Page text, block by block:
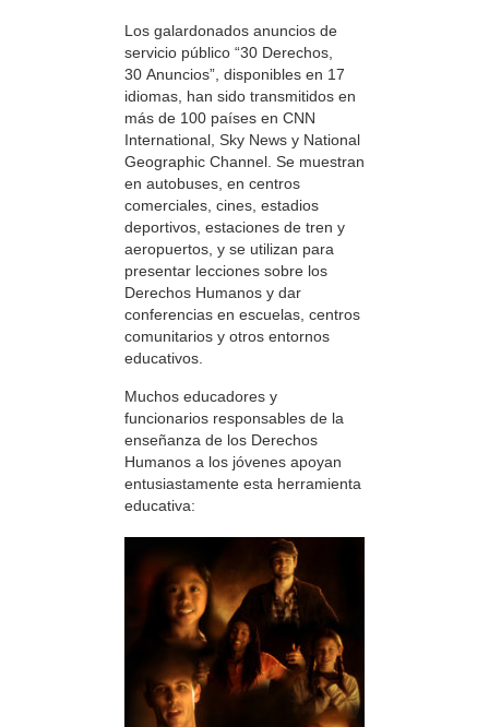
Los galardonados anuncios de
servicio público “30 Derechos,
30 Anuncios”, disponibles en 17
idiomas, han sido transmitidos en
más de 100 países en CNN
International, Sky News y National
Geographic Channel. Se muestran
en autobuses, en centros
comerciales, cines, estadios
deportivos, estaciones de tren y
aeropuertos, y se utilizan para
presentar lecciones sobre los
Derechos Humanos y dar
conferencias en escuelas, centros
comunitarios y otros entornos
educativos.
Muchos educadores y
funcionarios responsables de la
enseñanza de los Derechos
Humanos a los jóvenes apoyan
entusiastamente esta herramienta
educativa: